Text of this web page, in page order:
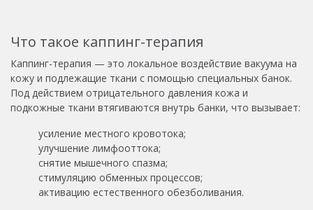
Что такое каппинг-терапия
Каппинг-терапия — это локальное воздействие вакуума на
кожу и подлежащие ткани с помощью специальных банок.
Под действием отрицательного давления кожа и
подкожные ткани втягиваются внутрь банки, что вызывает:
усиление местного кровотока;
улучшение лимфооттока;
снятие мышечного спазма;
стимуляцию обменных процессов;
активацию естественного обезболивания.